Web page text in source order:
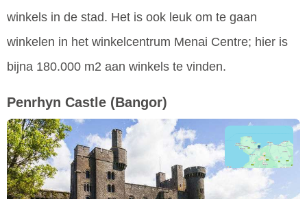
winkels in de stad. Het is ook leuk om te gaan
winkelen in het winkelcentrum Menai Centre; hier is
bijna 180.000 m2 aan winkels te vinden.
Penrhyn Castle (Bangor)